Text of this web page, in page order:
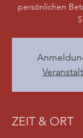
persönlichen
ZEIT & ORT